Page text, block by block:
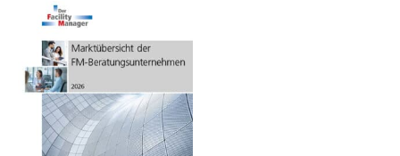
Die
können
auf
der